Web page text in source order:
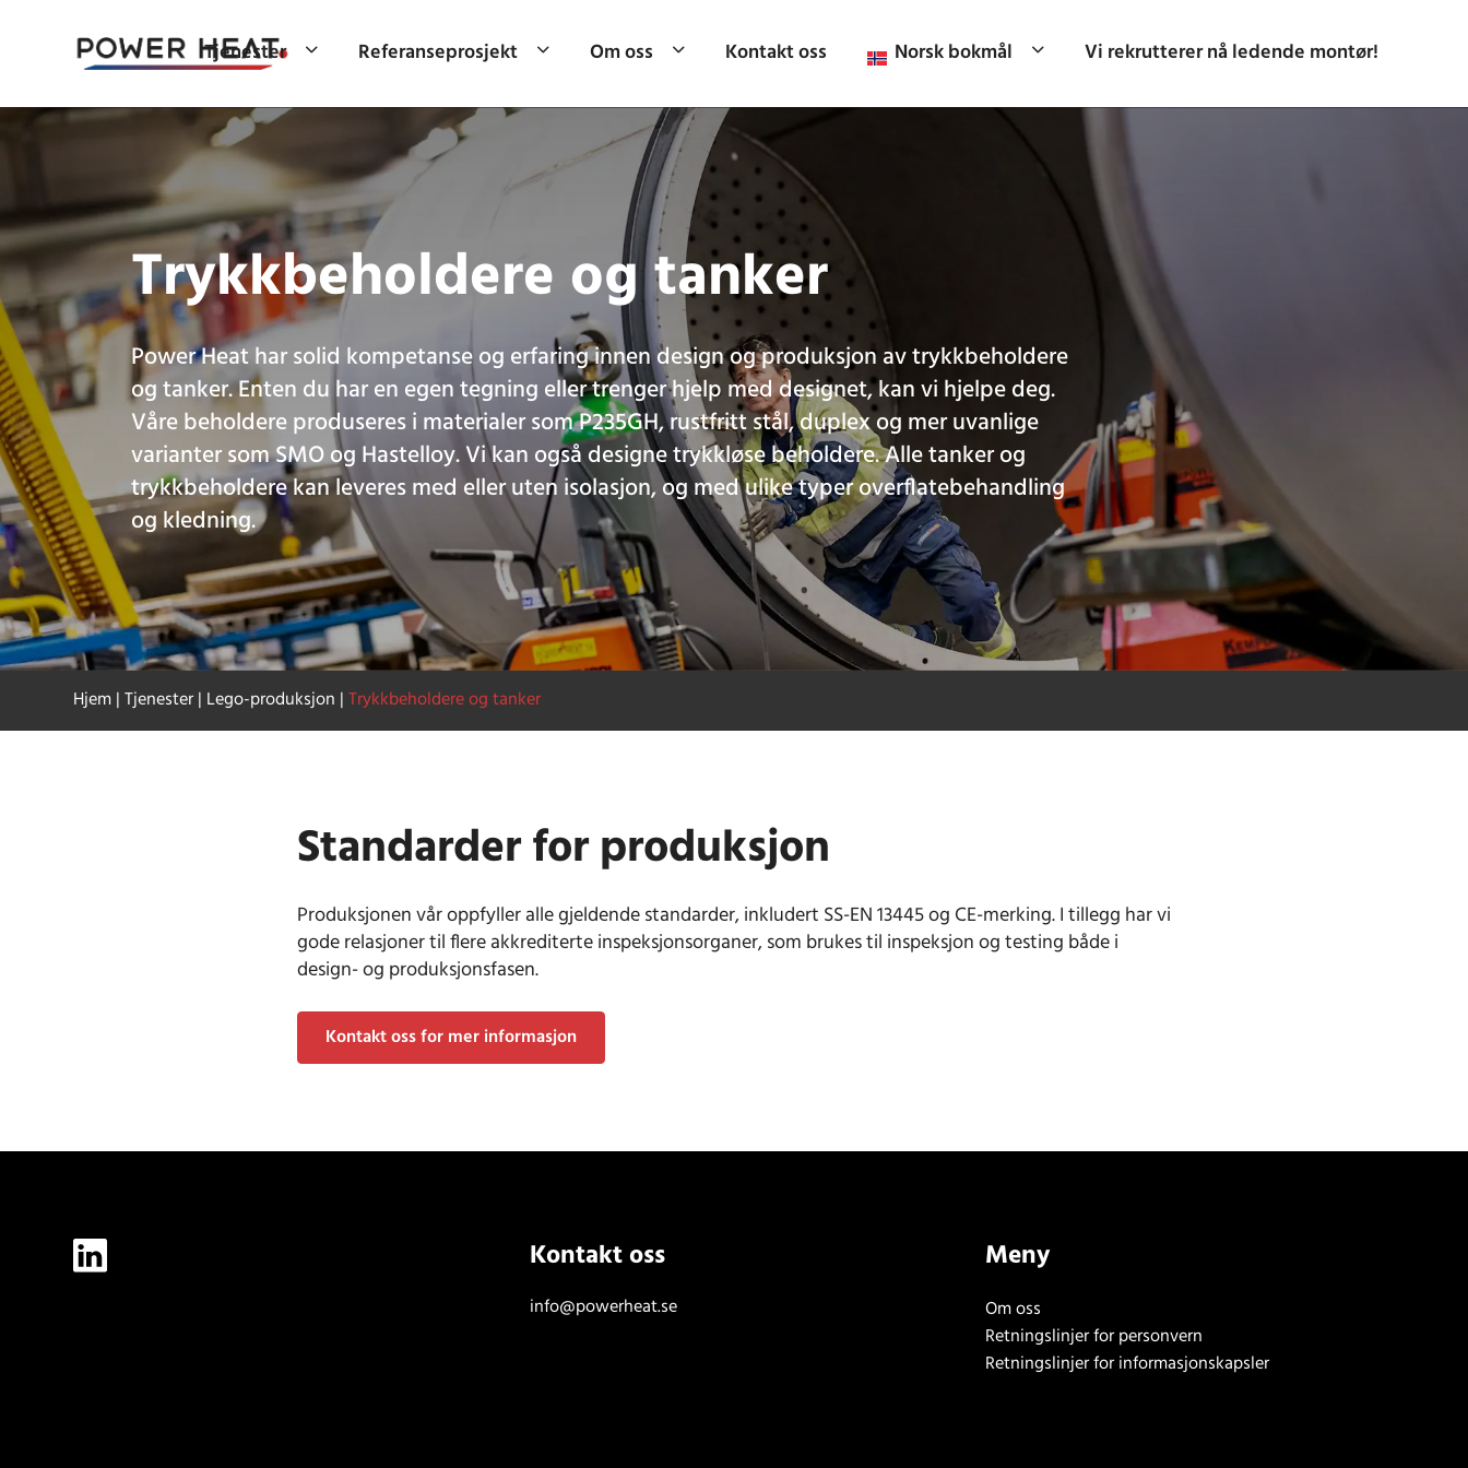
Tjenester Referanseprosjekt Om oss Kontakt oss Norsk bokmål Vi rekrutterer nå ledende montør!
Trykkbeholdere og tanker
Power Heat har solid kompetanse og erfaring innen design og produksjon av trykkbeholdere
og tanker. Enten du har en egen tegning eller trenger hjelp med designet, kan vi hjelpe deg.
Våre beholdere produseres i materialer som P235GH, rustfritt stål, duplex og mer uvanlige
varianter som SMO og Hastelloy. Vi kan også designe trykkløse beholdere. Alle tanker og
trykkbeholdere kan leveres med eller uten isolasjon, og med ulike typer overflatebehandling
og kledning.
Hjem |Tjenester| Lego-produksjon |Trykkbeholdere og tanker
Standarder for produksjon
Produksjonen vår oppfyller alle gjeldende standarder, inkludert SS-EN 13445 og CE-merking. I tillegg har vi
gode relasjoner til flere akkrediterte inspeksjonsorganer, som brukes til inspeksjon og testing både i
design- og produksjonsfasen.
Kontakt oss for mer informasjon
Kontakt oss
info@powerheat.se
Meny
Om oss
Retningslinjer for personvern
Retningslinjer for informasjonskapsler